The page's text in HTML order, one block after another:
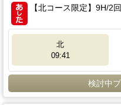
【北コース限定】9H/2
北
09:41
検討中